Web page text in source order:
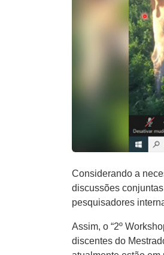
Considerando a
discussões
pesquisadores
Assim, o “2º
discentes do